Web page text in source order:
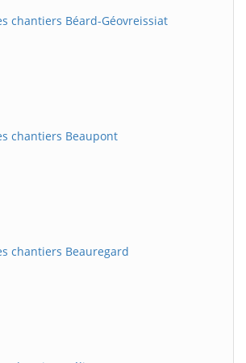
chantiers Béard-Géovreissiat
chantiers Beaupont
chantiers Beauregard